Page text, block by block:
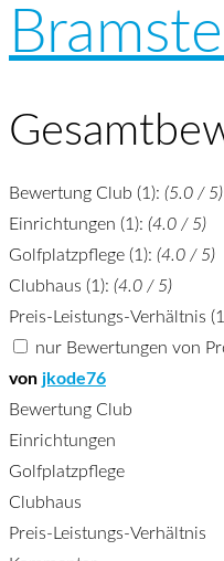
Bewertung Club (1): (5.0 / 5)
Einrichtungen (1): (4.0 / 5)
Golfplatzpflege (1): (4.0 / 5)
Clubhaus (1): (4.0 / 5)
Preis-Leistungs-Verhältnis
nur Bewertungen von
von jkode76
Bewertung Club
Einrichtungen
Golfplatzpflege
Clubhaus
Preis-Leistungs-Verhältnis